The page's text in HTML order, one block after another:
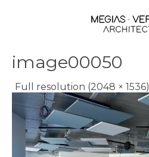
image00050
Full resolution (2048 × 1536)